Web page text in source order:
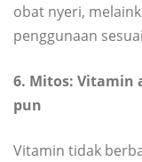
obat nyeri,
penggunaan
6. Mitos: Vitamin
pun
Vitamin tidak